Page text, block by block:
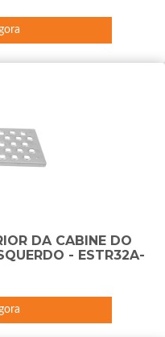
DA CABINE DO
- ESTR32A-